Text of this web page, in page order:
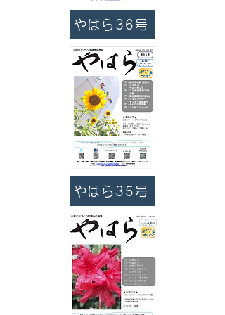
やはら36号
やはら35号